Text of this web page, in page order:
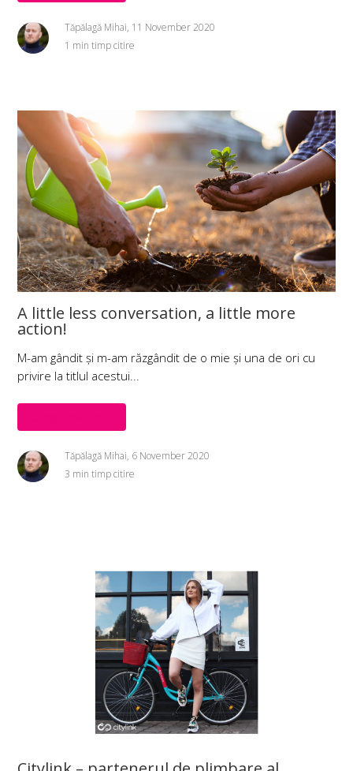
Tăpălagă Mihai, 11 November 2020
1 min timp citire
A little less conversation, a little more
action!
M-am gândit și m-am răzgândit de o mie și una de ori cu
privire la titlul acestui...
Tăpălagă Mihai, 6 November 2020
3 min timp citire